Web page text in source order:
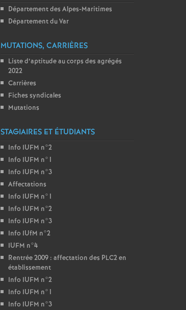
Département des Alpes-Maritimes
Département du Var
MUTATIONS, CARRIÈRES
Liste d’aptitude au corps des agrégés
2022
Carrières
Fiches syndicales
Mutations
STAGIAIRES ET ÉTUDIANTS
Info IUFM n°2
Info IUFM n°1
Info IUFM n°3
Affectations
Info IUFM n°1
Info IUFM n°2
Info IUFM n°3
Info IUfM n°2
IUFM n°4
Rentrée 2009 : affectation des PLC2 en
établissement
Info IUFM n°2
Info IUFM n°1
Info IUFM n°3